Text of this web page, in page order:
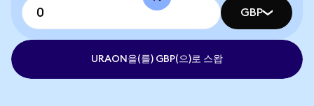
GBP
URAON을(를) GBP(으)로 스왑